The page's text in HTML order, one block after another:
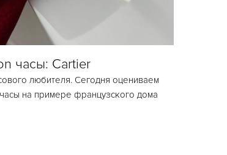
часы: Cartier
любителя. Сегодня оцениваем
на примере французского дома